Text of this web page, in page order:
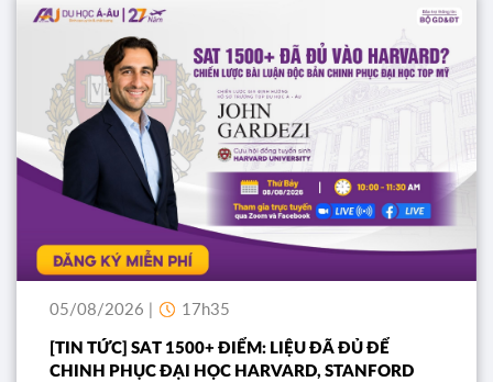
05/08/2026 | 17h35
[TIN TỨC] SAT 1500+ ĐIỂM: LIỆU ĐÃ ĐỦ ĐỂ
CHINH PHỤC ĐẠI HỌC HARVARD, STANFORD